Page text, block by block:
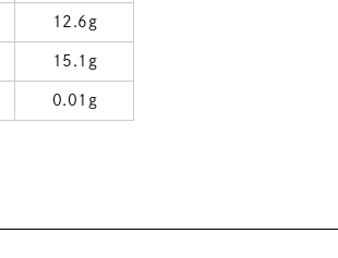
12.6g
15.1g
0.01g